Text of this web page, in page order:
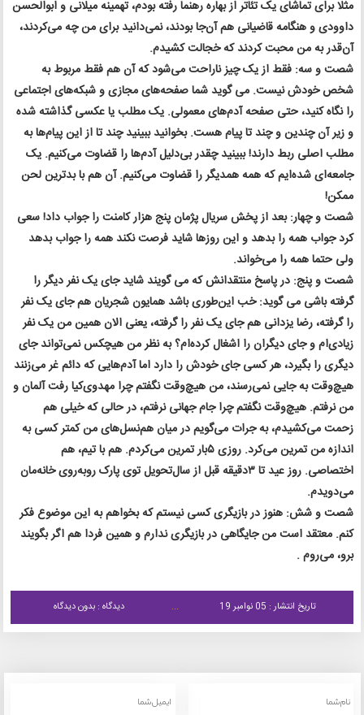
مثلا برای تماشای یک تئاتر از بهاره رهنما رفته بودم، تهمینه میلانی و ابوالحسن
داوودی و هنگامه قاضیانی هم آن‌جا بودند، نمی‌دانید برای من چه می‌کردند،
آن‌قدر به من محبت کردند که خجالت کشیدم.
شصت و سه: فقط از یک چیز ناراحت می‌شود که آن هم فقط مربوط به
شخص خودش نیست. می گوید شما صفحه‌های مجازی و شبکه‌های اجتماعی
را نگاه کنید، حتی صفحه آدم‌های معمولی. یک مطلب یا عکسی گذاشته شده
و زیر آن چندین و چند تا پیام هست. بخوانید ببینید چند تا از این پیام‌ها به
مطلب اصلی ربط دارند! ببینید چقدر بی‌دلیل آدم‌ها را قضاوت می‌کنیم. یک
جامعه‌ای شده‌ایم که همه همدیگر را قضاوت می‌کنیم. آن هم با بدترین لحن
ممکن!
شصت و چهار: بعد از پخش سریال پژمان پنج هزار کامنت را جواب داد! سعی
کرد جواب همه را بدهد و این روزها شاید فرصت نکند همه را جواب بدهد
ولی حتما همه را می‌خواند.
شصت و پنج: در پاسخ منتقدانش که می گویند شاید جای یک نفر دیگر را
گرفته باشی می گوید: خب این‌طوری باشد همایون شجریان هم جای یک نفر
را گرفته، رضا یزدانی هم جای یک نفر را گرفته، یعنی الان همین من یک نفر
زیادی‌ام و جای دیگران را اشغال کرده‌ام؟ به نظر من هیچکس نمی‌تواند جای
دیگری را بگیرد، هر کسی جای خودش را دارد اما آدم‌هایی که دائم غر می‌زنند
هیچ‌وقت به جایی نمی‌رسند، من هیچ‌وقت نگفتم چرا مهدوی‌کیا رفت آلمان و
من نرفتم. هیچ‌وقت نگفتم چرا جام جهانی نرفتم، در حالی که خیلی هم
زحمت می‌کشیدم، به جرات می‌گویم در میان هم‌نسل‌های من کمتر کسی به
اندازه من تمرین می‌کرد. روزی ۵بار تمرین می‌کردم. هم با تیم، هم
اختصاصی. روز عید تا ۳دقیقه قبل از سال‌تحویل توی پارک روبه‌روی خانه‌مان
می‌دویدم.
شصت و شش: هنوز در بازیگری کسی نیستم که بخواهم به این موضوع فکر
کنم. معتقد است من جایگاهی در بازیگری ندارم و همین فردا هم اگر بگویند
برو، می‌روم .
تاریخ انتشار : 05 نوامبر 19 دیدگاه : بدون دیدگاه